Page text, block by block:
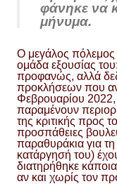
φάνηκε να
μήνυμα.
Ο μεγάλος πόλεμος
ομάδα εξουσίας
προφανώς, αλλά
προκλήσεων που
Φεβρουαρίου 2022,
παραμένουν
της κριτικής προς
προσπάθειες
παραθυράκια για
κατάργησή του)
διατηρήθηκε
αν και χωρίς τον